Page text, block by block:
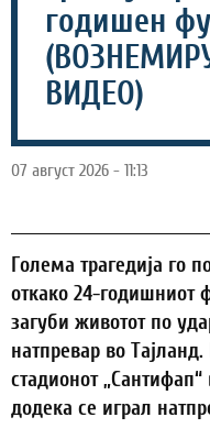
годишен
ВИДЕО)
07 август 2026 - 11:13
Голема трагедија го
откако 24-годишниот
загуби животот по
натпревар во
стадионот
додека се играл